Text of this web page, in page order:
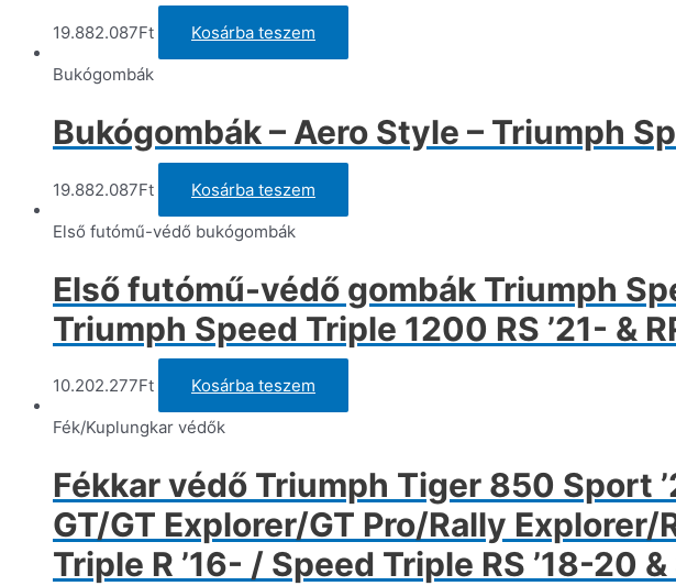
19.882.087Ft
Kosárba teszem
Bukógombák
Bukógombák – Aero Style – Triumph
19.882.087Ft
Kosárba teszem
Első futómű-védő bukógombák
Első futómű-védő gombák Triumph
Triumph Speed Triple 1200 RS ’21- &
10.202.277Ft Kosárba teszem
Fék/Kuplungkar védők
Fékkar védő Triumph Tiger 850 Sport
GT/GT Explorer/GT Pro/Rally Explorer/
Triple R ’16- / Speed Triple RS ’18-20